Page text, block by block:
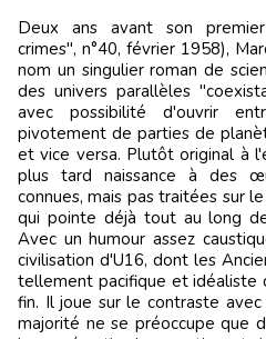
Deux ans avant son premier Angoisse ("Agence tous
crimes", n°40, février 1958),
nom un singulier roman de
des univers parallèles
avec possibilité d'ouvrir
pivotement de parties de
et vice versa. Plutôt original à
plus tard naissance à des
connues, mais pas traitées sur
qui pointe déjà tout au long
Avec un humour assez
civilisation d'U16, dont les
tellement pacifique et idéaliste
fin. Il joue sur le contraste
majorité ne se préoccupe que